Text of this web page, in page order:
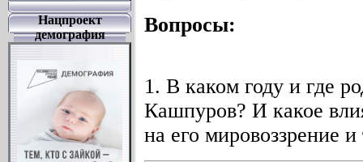
Нацпроект
демография
Вопросы:
1. В каком году и где
Кашпуров? И какое
на его мировоззрение и